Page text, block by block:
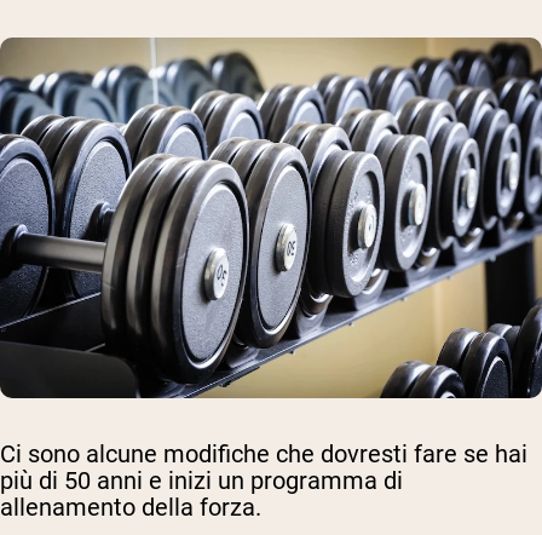
Ci sono alcune modifiche che dovresti fare se hai
più di 50 anni e inizi un programma di
allenamento della forza.